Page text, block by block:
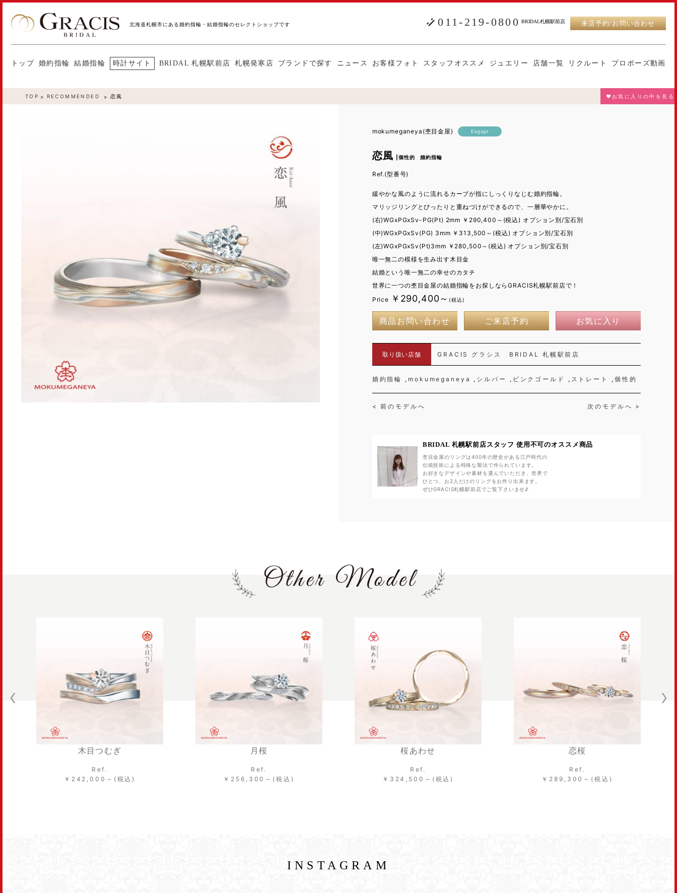
北海道札幌市にある婚約指輪・結婚指輪のセレクトショップです 011-219-0800 BRIDAL札幌駅前店 来店予約/お問い合わせ
トップ 婚約指輪 結婚指輪 時計サイト BRIDAL 札幌駅前店 札幌発寒店 ブランドで探す ニュース お客様フォト スタッフオススメ ジュエリー 店舗一覧 リクルート プロポーズ動画
TOP RECOMMENDED 恋風 ♥お気に入りの中を見る
mokumeganeya(杢目金屋) Engage
恋風 |個性的 婚約指輪
Ref.(型番号)
緩やかな風のように流れるカーブが指にしっくりなじむ婚約指輪。
マリッジリングとぴったりと重ねづけができるので、一層華やかに。
(右)WGxPGxSv-PG(Pt) 2mm ￥290,400～(税込) オプション別/宝石別
(中)WGxPGxSv(PG) 3mm ￥313,500～(税込) オプション別/宝石別
(左)WGxPGxSv(Pt)3mm ￥280,500～(税込) オプション別/宝石別
唯一無二の模様を生み出す木目金
結婚という唯一無二の幸せのカタチ
世界に一つの杢目金屋の結婚指輪をお探しならGRACIS札幌駅前店で！
Price ￥290,400～ (税込)
商品お問い合わせ ご来店予約 お気に入り
取り扱い店舗 GRACIS グラシス BRIDAL 札幌駅前店
婚約指輪 mokumeganeya シルバー ピンクゴールド ストレート 個性的
< 前のモデルへ 次のモデルへ >
BRIDAL 札幌駅前店スタッフ 使用不可のオススメ商品
杢目金屋のリングは400年の歴史がある江戸時代の
伝統技術による特殊な製法で作られています。
お好きなデザインや素材を選んでいただき、世界で
ひとつ、お2人だけのリングをお作り出来ます。
ぜひGRACIS札幌駅前店でご覧下さいませ♪
木目つむぎ
￥242,000～(税込)
￥256,300～(税込)
桜あわせ
￥324,500～(税込)
￥289,300～(税込)
INSTAGRAM